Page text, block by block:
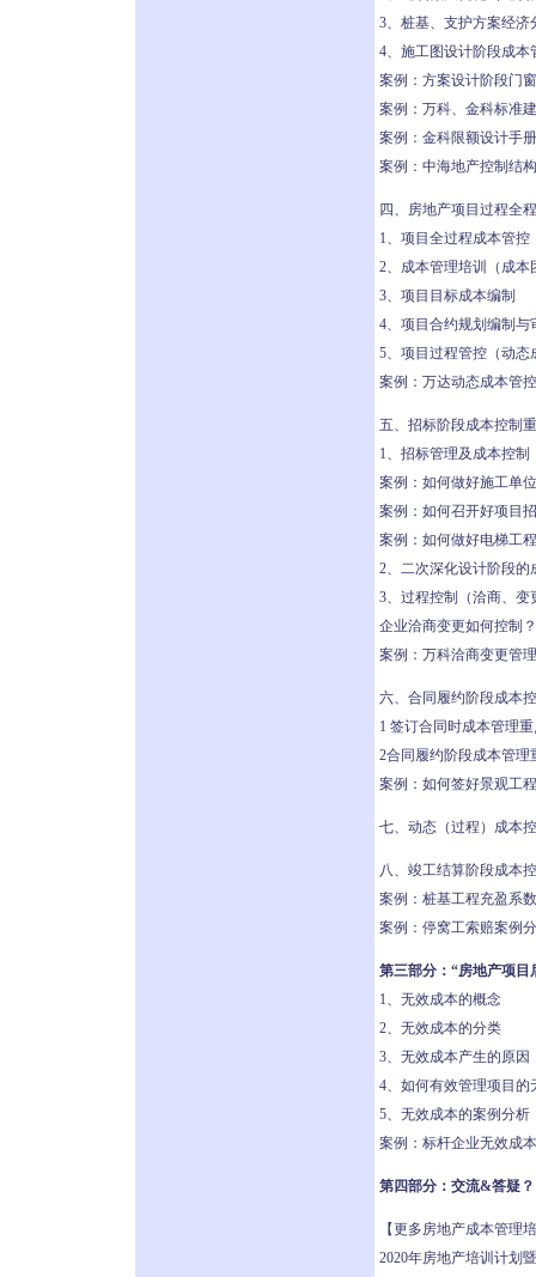
3、桩基、支护方案经济
4、施工图设计阶段成本
案例：方案设计阶段门
案例：万科、金科标准
案例：金科限额设计手册
案例：中海地产控制结
四、房地产项目过程全
1、项目全过程成本管控
2、成本管理培训（成本
3、项目目标成本编制
4、项目合约规划编制与
5、项目过程管控（动态
案例：万达动态成本管
五、招标阶段成本控制
1、招标管理及成本控制
案例：如何做好施工单
案例：如何召开好项目
案例：如何做好电梯工
2、二次深化设计阶段的
3、过程控制（洽商、
企业洽商变更如何控制
案例：万科洽商变更管
六、合同履约阶段成本
1 签订合同时成本管理
2合同履约阶段成本管理
案例：如何签好景观工
七、动态（过程）成本
八、竣工结算阶段成本
案例：桩基工程充盈系
案例：停窝工索赔案例
第三部分：“房地产项
1、无效成本的概念
2、无效成本的分类
3、无效成本产生的原因
4、如何有效管理项目的
5、无效成本的案例分析
案例：标杆企业无效成
第四部分：交流&答疑？
【更多房地产成本管理
2020年房地产培训计划